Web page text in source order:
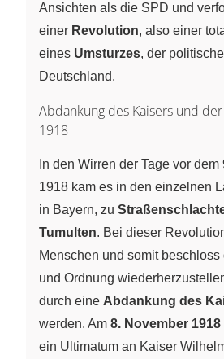
Ansichten als die SPD und
einer Revolution, also einer
eines Umsturzes, der
Deutschland.
Abdankung des Kaisers und
1918
In den Wirren der Tage vor
1918 kam es in den einzelnen
in Bayern, zu
Tumulten. Bei dieser
Menschen und somit
und Ordnung
durch eine Abdankung des
werden. Am 8. November 1918
ein Ultimatum an Kaiser